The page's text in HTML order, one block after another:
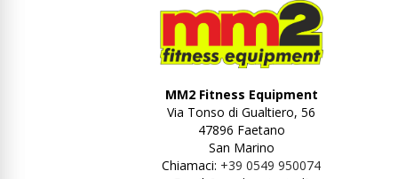
MM2 Fitness Equipment
Via Tonso di Gualtiero, 56
47896 Faetano
San Marino
Chiamaci: +39 0549 950074